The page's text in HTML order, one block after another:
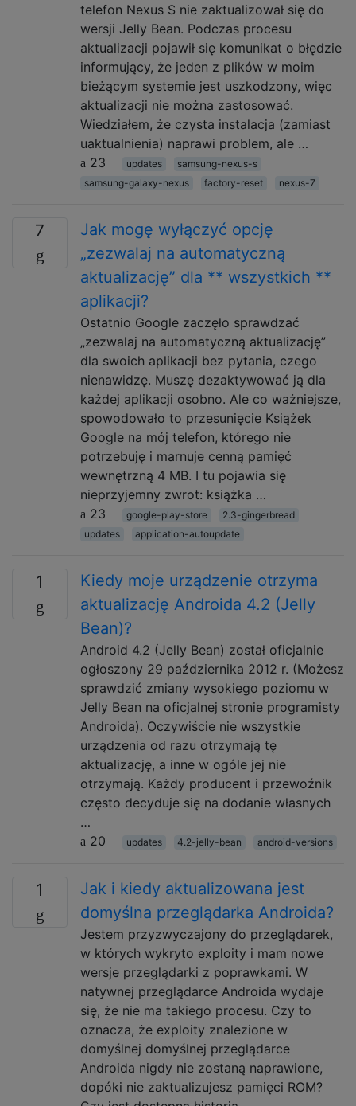
telefon Nexus S nie zaktualizował się do
wersji Jelly Bean. Podczas procesu
aktualizacji pojawił się komunikat o błędzie
informujący, że jeden z plików w moim
bieżącym systemie jest uszkodzony, więc
aktualizacji nie można zastosować.
Wiedziałem, że czysta instalacja (zamiast
uaktualnienia) naprawi problem, ale …
23
updates
samsung-nexus-s
samsung-galaxy-nexus
factory-reset nexus-7
7
Jak mogę wyłączyć opcję
„zezwalaj na automatyczną
aktualizację” dla ** wszystkich **
aplikacji?
Ostatnio Google zaczęło sprawdzać
„zezwalaj na automatyczną aktualizację”
dla swoich aplikacji bez pytania, czego
nienawidzę. Muszę dezaktywować ją dla
każdej aplikacji osobno. Ale co ważniejsze,
spowodowało to przesunięcie Książek
Google na mój telefon, którego nie
potrzebuję i marnuje cenną pamięć
wewnętrzną 4 MB. I tu pojawia się
nieprzyjemny zwrot: książka …
23
google-play-store
2.3-gingerbread
updates
application-autoupdate
1
Kiedy moje urządzenie otrzyma
aktualizację Androida 4.2 (Jelly
Bean)?
Android 4.2 (Jelly Bean) został oficjalnie
ogłoszony 29 października 2012 r. (Możesz
sprawdzić zmiany wysokiego poziomu w
Jelly Bean na oficjalnej stronie programisty
Androida). Oczywiście nie wszystkie
urządzenia od razu otrzymają tę
aktualizację, a inne w ogóle jej nie
otrzymają. Każdy producent i przewoźnik
często decyduje się na dodanie własnych
…
20
updates 4.2-jelly-bean android-versions
1
Jak i kiedy aktualizowana jest
domyślna przeglądarka Androida?
Jestem przyzwyczajony do przeglądarek,
w których wykryto exploity i mam nowe
wersje przeglądarki z poprawkami. W
natywnej przeglądarce Androida wydaje
się, że nie ma takiego procesu. Czy to
oznacza, że ​​exploity znalezione w
domyślnej domyślnej przeglądarce
Androida nigdy nie zostaną naprawione,
dopóki nie zaktualizujesz pamięci ROM?